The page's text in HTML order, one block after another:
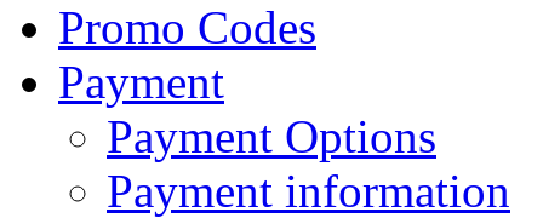
Promo Codes
Payment
Payment Options
Payment information